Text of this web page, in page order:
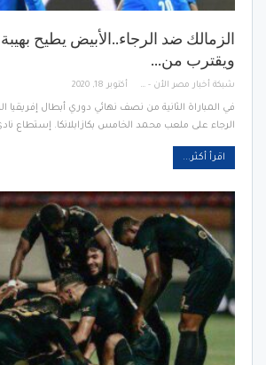
الزمالك ضد الرجاء..الأبيض يطيح
ويقترب من…
شبكة أخبار مصر الأن - Egypt News Network Now أكتوبر 18, 2020
في المباراة الثانية من نصف نهائي دوري أبطال إفريقيا
الرجاء على ملعب محمد الخامس بكازابلانكا. إستطاع
اقرأ أكثر...